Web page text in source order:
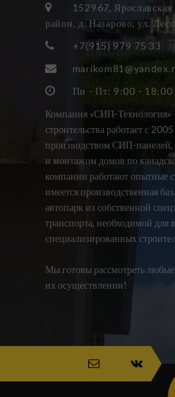
152967,
район, д. Назарово, ул.
+7(915) 979 75 33
Пн - Пт: 9:00 - 18:00
Компания «СИП-Технология»
строительства работает с
производством СИП-панелей,
и монтажом домов по
компании работают опытные
имеется производственная
автопарк из собственной
транспорта, необходимой для
специализированных
Мы готовы рассмотреть
их осуществлении!